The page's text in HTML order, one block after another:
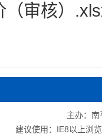
（审核）
主办：
建议使用：IE8以上浏